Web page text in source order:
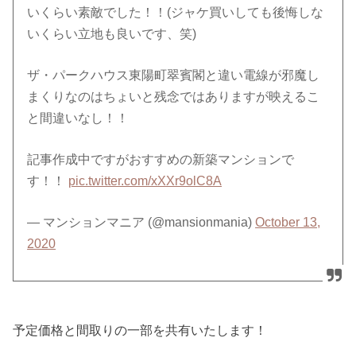
いくらい素敵でした！！(ジャケ買いしても後悔しな
いくらい立地も良いです、笑)
ザ・パークハウス東陽町翠賓閣と違い電線が邪魔し
まくりなのはちょいと残念ではありますが映えるこ
と間違いなし！！
記事作成中ですがおすすめの新築マンションで
す！！ pic.twitter.com/xXXr9olC8A
— マンションマニア (@mansionmania)October 13,
2020
予定価格と間取りの一部を共有いたします！